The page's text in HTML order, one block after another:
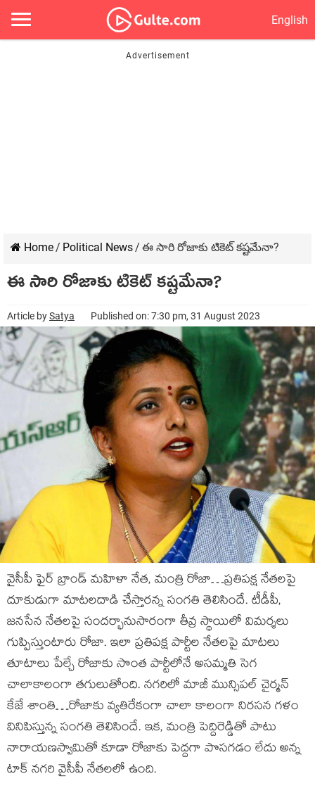
English
Home/ Political News/ ఈ సారి రోజాకు టికెట్ కష్టమేనా?
ఈ సారి రోజాకు టికెట్ కష్టమేనా?
Article bySatya Published on: 7:30 pm, 31 August 2023
వైసీపీ ఫైర్ బ్రాండ్ మహిళా నేత, మంత్రి రోజా…ప్రతిపక్ష నేతలపై
దూకుడుగా మాటలదాడి చేస్తారన్న సంగతి తెలిసిందే. టీడీపీ,
జనసేన నేతలపై సందర్భానుసారంగా తీవ్ర స్థాయిలో విమర్శలు
గుప్పిస్తుంటారు రోజా. ఇలా ప్రతిపక్ష పార్టీల నేతలపై మాటలు
తూటాలు పేల్చే రోజాకు సొంత పార్టీలోనే అసమ్మతి సెగ
చాలాకాలంగా తగులుతోంది. నగరిలో మాజీ మున్సిపల్ చైర్మన్
కేజే శాంతి…రోజాకు వ్యతిరేకంగా చాలా కాలంగా నిరసన గళం
వినిపిస్తున్న సంగతి తెలిసిందే. ఇక, మంత్రి పెద్దిరెడ్డితో పాటు
నారాయణస్వామితో కూడా రోజాకు పెద్దగా పొసగడం లేదు అన్న
టాక్ నగరి వైసీపీ నేతలలో ఉంది.